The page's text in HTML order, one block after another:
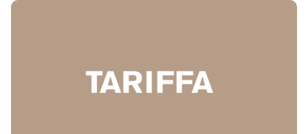
All’articolo Trattative sul valore del punto tariffale: